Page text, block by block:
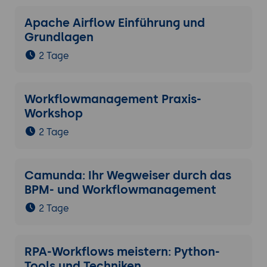
Vermeidung von Bias und
Sicherstellung fairer Prozesse in
automatisierten Workflows.
Vorstellung realer Beispiele von
Unternehmen, die Zapier erfolgreich
nutzen, um ihre Geschäftsprozesse zu
Lessons Learned:
Analyse von Herausforderungen und
Lösungen bei der Einführung von Zapier.
Methoden zur fortlaufenden
Apache Airflow Einführung und
Grundlagen
2 Tage
Workflowmanagement Praxis-
Workshop
2 Tage
Camunda: Ihr Wegweiser durch das
BPM- und Workflowmanagement
2 Tage
RPA-Workflows meistern: Python-